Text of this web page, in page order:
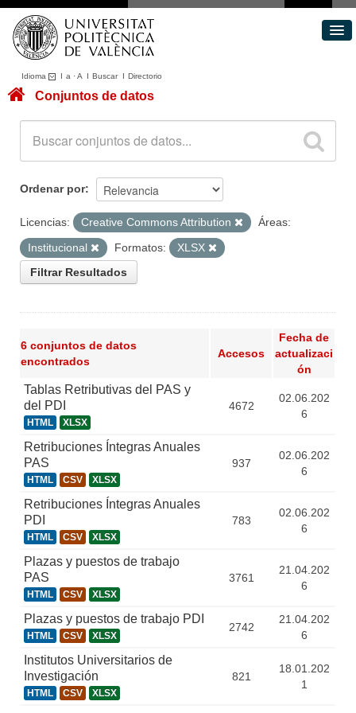
Idioma I a ·A I BuscarI Directorio
Conjuntos de datos
Acerca de
Portal de Transparencia
Conjuntos de datos
Ordenar por
Licencias: Creative Commons Attribution
Áreas:
Institucional
Formatos:
XLSX
Filtrar Resultados
6 conjuntos de datos
encontrados
Accesos
Fecha de
actualizaci
ón
Tablas Retributivas del PAS y
del PDI
HTML XLSX
4672
02.06.202
6
Retribuciones Íntegras Anuales
PAS
HTML CSV XLSX
937
02.06.202
6
Retribuciones Íntegras Anuales
PDI
HTML CSV XLSX
783
02.06.202
6
Plazas y puestos de trabajo
PAS
HTML CSV XLSX
3761
21.04.202
6
Plazas y puestos de trabajo PDI
HTML CSV XLSX
2742
21.04.202
6
Institutos Universitarios de
Investigación
HTML CSV XLSX
821
18.01.202
1